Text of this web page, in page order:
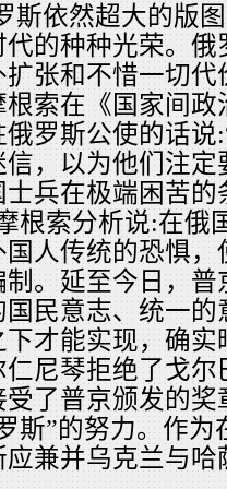
斯依然超大的版
代的种种光荣。
扩张和不惜一切
根索在《国家间
俄罗斯公使的话
，以为他们注
士兵在极端困苦
根索分析说:在俄
国人传统的恐惧
制。延至今日，
国民意志、统一
下才能实现，确
仁尼琴拒绝了戈
受了普京颁发的
斯”的努力。作
应兼并乌克兰与